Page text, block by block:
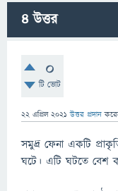
4উত্তর
0
টি ভোট
22 এপ্রিল 2021 উত্তর প্রদান
সমুদ্র ফেনা একটি
ঘটে। এটি ঘটতে বেশ